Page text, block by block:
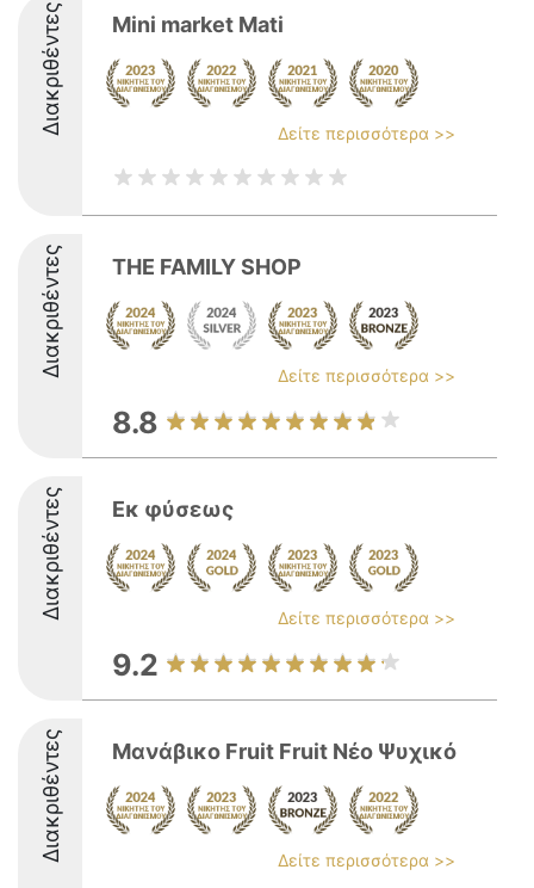
Διακριθέντες Mini market Mati
Δείτε περισσότερα >>
Διακριθέντες THE FAMILY SHOP
Δείτε περισσότερα >>
8.8
Διακριθέντες Εκ φύσεως
Δείτε περισσότερα >>
9.2
Διακριθέντες Μανάβικο Fruit Fruit Νέο Ψυχικό
Δείτε περισσότερα >>